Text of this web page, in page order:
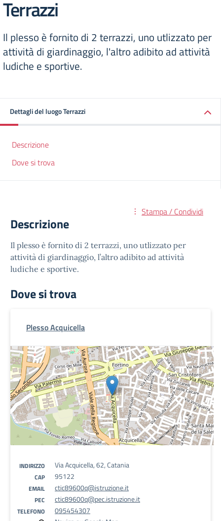
Terrazzi
Il plesso è fornito di 2 terrazzi, uno utlizzato per
attività di giardinaggio, l'altro adibito ad attività
ludiche e sportive.
Dettagli del luogo Terrazzi
Descrizione
Dove si trova
Stampa / Condividi
Descrizione
Il plesso è fornito di 2 terrazzi, uno utlizzato per
attività di giardinaggio, l’altro adibito ad attività
ludiche e sportive.
Dove si trova
Plesso Acquicella
INDIRIZZO Via Acquicella, 62, Catania
CAP 95122
EMAIL ctic89600q@istruzione.it
PEC ctic89600q@pec.istruzione.it
TELEFONO
095454307